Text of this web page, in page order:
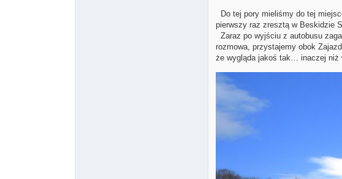
Do tej pory mieliśmy do tej
pierwszy raz zresztą w Beskidzie
Zaraz po wyjściu z autobusu
rozmowa, przystajemy obok
że wygląda jakoś tak… inaczej